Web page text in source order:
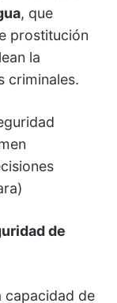
, que
prostitución
la
criminales.
de
capacidad de